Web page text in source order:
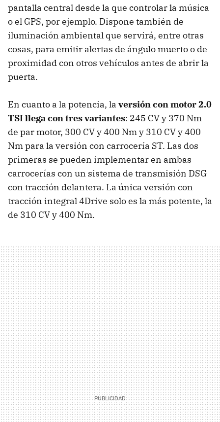
pantalla central desde la que controlar la música
o el GPS, por ejemplo. Dispone también de
iluminación ambiental que servirá, entre otras
cosas, para emitir alertas de ángulo muerto o de
proximidad con otros vehículos antes de abrir la
puerta.
En cuanto a la potencia, la versión con motor 2.0
TSI llega con tres variantes: 245 CV y 370 Nm
de par motor, 300 CV y 400 Nm y 310 CV y 400
Nm para la versión con carrocería ST. Las dos
primeras se pueden implementar en ambas
carrocerías con un sistema de transmisión DSG
con tracción delantera. La única versión con
tracción integral 4Drive solo es la más potente, la
de 310 CV y 400 Nm.